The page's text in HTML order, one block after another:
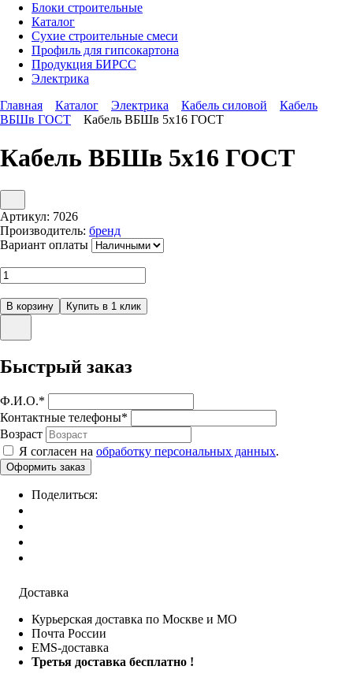
Блоки строительные
Каталог
Сухие строительные смеси
Профиль для гипсокартона
Продукция БИРСС
Электрика
Главная
Каталог Электрика Кабель силовой
Кабель
ВБШв ГОСТ
Кабель ВБШв 5х16 ГОСТ
Кабель ВБШв 5х16 ГОСТ
Артикул: 7026
Производитель: бренд
Вариант оплаты
Быстрый заказ
Ф.И.О.*
Контактные телефоны*
Возраст
Я согласен на обработку персональных данных.
Поделиться:
Доставка
Курьерская доставка по Москве и МО
Почта России
EMS-доставка
Третья доставка бесплатно !